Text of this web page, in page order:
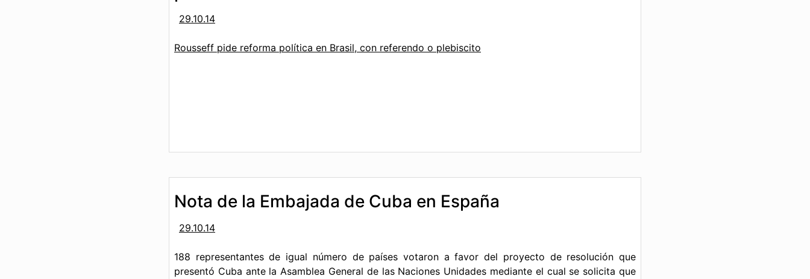
29.10.14
Rousseff pide reforma política en Brasil, con referendo o plebiscito
Nota de la Embajada de Cuba en España
29.10.14
188 representantes de igual número de países votaron a favor del proyecto de resolución que
presentó Cuba ante la Asamblea General de las Naciones Unidades mediante el cual se solicita que